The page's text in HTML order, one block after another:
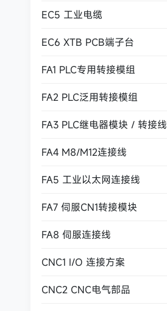
EC5 工业电缆
EC6 XTB PCB端子台
FA1 PLC专用转接模组
FA2 PLC泛用转接模组
FA3 PLC继电器模块 / 转接线
FA4 M8/M12连接线
FA5 工业以太网连接线
FA7 伺服CN1转接模块
FA8 伺服连接线
CNC1 I/O 连接方案
CNC2 CNC电气部品